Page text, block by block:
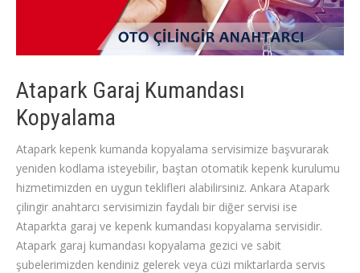
Atapark Garaj Kumandası
Kopyalama
Atapark kepenk kumanda kopyalama servisimize başvurarak
yeniden kodlama isteyebilir, baştan otomatik kepenk kurulumu
hizmetimizden en uygun teklifleri alabilirsiniz. Ankara Atapark
çilingir anahtarcı servisimizin faydalı bir diğer servisi ise
Ataparkta garaj ve kepenk kumandası kopyalama servisidir.
Atapark garaj kumandası kopyalama gezici ve sabit
şubelerimizden kendiniz gelerek veya cüzi miktarlarda servis